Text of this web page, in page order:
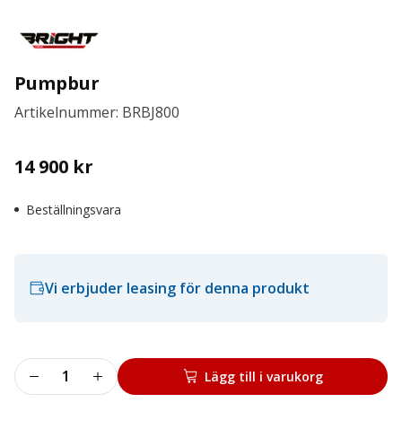
Pumpbur
Artikelnummer: BRBJ800
14 900 kr
Beställningsvara
Vi erbjuder leasing för denna produkt
Pumpbur
mängd
Lägg till i varukorg